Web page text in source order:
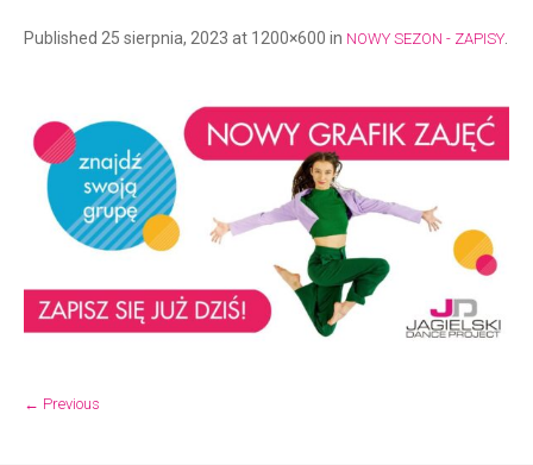
Published 25 sierpnia, 2023 at 1200×600 in NOWY SEZON - ZAPISY
← Previous